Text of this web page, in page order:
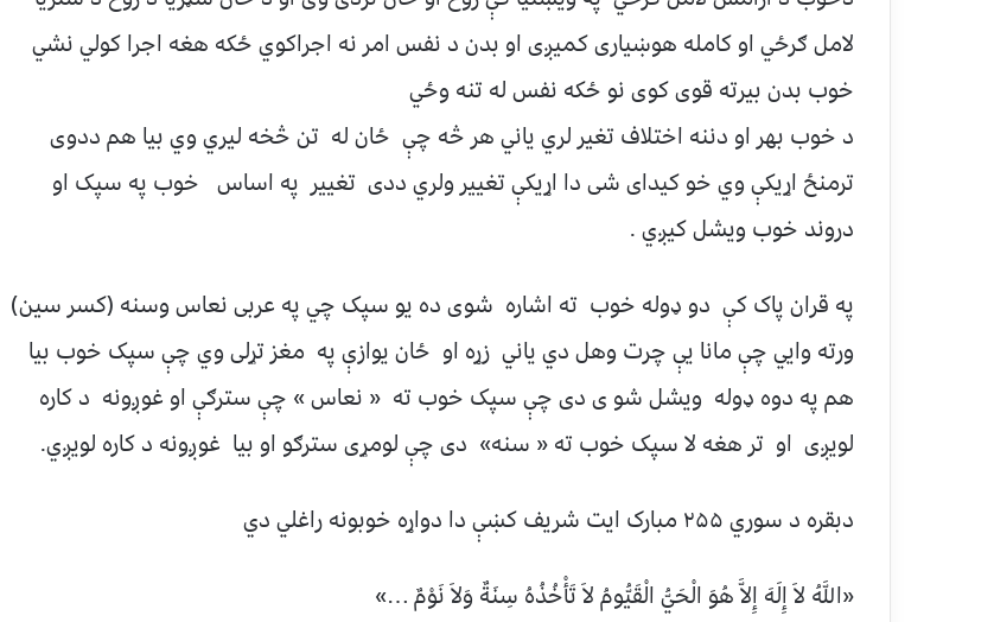
لامل ګرځي او کامله هوښیاری کمیږی او بدن د نفس امر نه اجراکوي ځکه هغه اجرا کولي نشي
خوب بدن بیرته قوی کوی نو ځکه نفس له تنه وځي
د خوب بهر او دننه اختلاف تغیر لري یاني هر څه چې ځان له تن څخه لیري وي بیا هم ددوی
ترمنځ اړیکې وي خو کیدای شی دا اړیکې تغییر ولري ددی تغییر په اساس خوب په سپک او
دروند خوب ویشل کیږي .
په قران پاک کې دو ډوله خوب ته اشاره شوی ده یو سپک چي په عربی نعاس وسنه (کسر سین)
ورته وايي چې مانا يې چرت وهل دي یاني زړه او ځان یوازې په مغز تړلی وي چې سپک خوب بیا
هم په دوه ډوله ویشل شو ی دی چې سپک خوب ته « نعاس » چې سترګې او غوږونه د کاره
لویږی او تر هغه لا سپک خوب ته « سنه» دی چې لومړی سترګو او بیا غوږونه د کاره لویږي.
دبقره د سوري ۲۵۵ مبارک ایت شریف کښې دا دواړه خوبونه راغلي دي
«اللَّهُ لاَ إِلَهَ إِلاَّ هُوَ الْحَيُّ الْقَيُّومُ لاَ تَأْخُذُهُ سِنَةٌ وَلاَ نَوْمٌ …»